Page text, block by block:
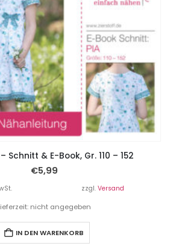
Schnitt & E-Book, Gr. 110 – 152
€5,99
zzgl. Versand
nicht angegeben
IN DEN WARENKORB